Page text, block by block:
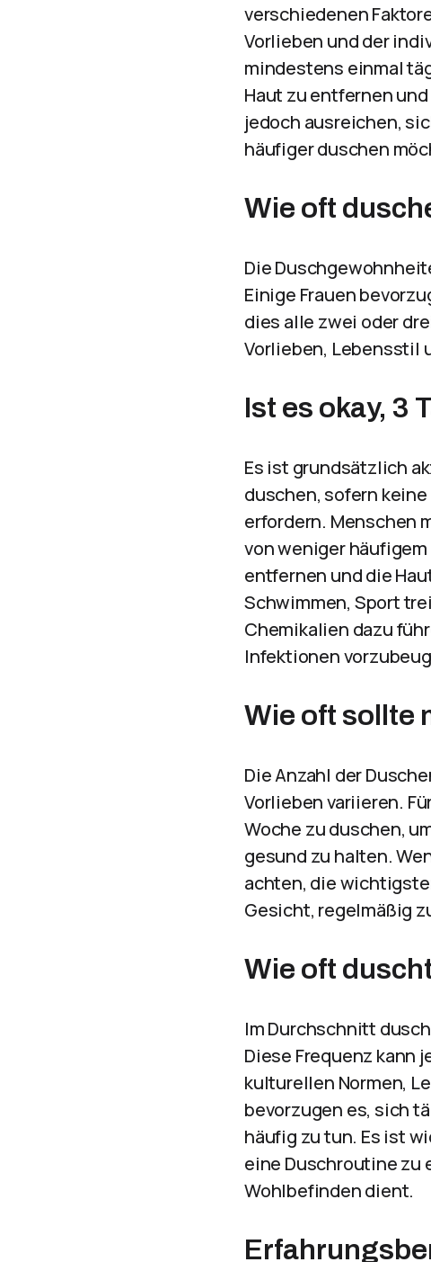
verschiedenen
Vorlieben und der
mindestens einmal
Haut zu entfernen
jedoch ausreichen,
häufiger duschen
Wie oft
Die
Einige Frauen
dies alle zwei oder
Vorlieben, Lebensstil
Ist es okay, 3
Es ist grundsätzlich
duschen, sofern
erfordern. Menschen
von weniger
entfernen und die
Schwimmen, Sport
Chemikalien dazu
Infektionen
Wie oft sollte
Die Anzahl der
Vorlieben variieren.
Woche zu duschen,
gesund zu halten.
achten, die
Gesicht, regelmäßig
Wie oft
Im Durchschnitt
Diese Frequenz kann
kulturellen Normen,
bevorzugen es, sich
häufig zu tun. Es ist
eine Duschroutine zu
Wohlbefinden dient.